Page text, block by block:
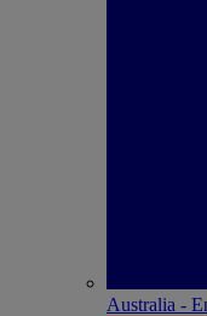
Australia -